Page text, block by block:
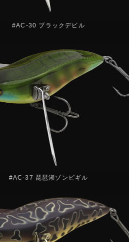
#AC-30 ブラックデビル
#AC-37 琵琶湖ゾンビギル